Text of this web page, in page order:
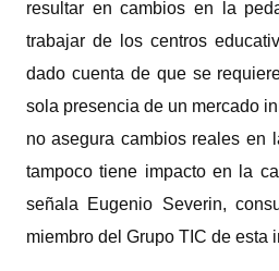
resultar en cambios en la
trabajar de los centros
dado cuenta de que se
sola presencia de un mercado
no asegura cambios reales en
tampoco tiene impacto en la
señala Eugenio Severin,
miembro del Grupo TIC de esta